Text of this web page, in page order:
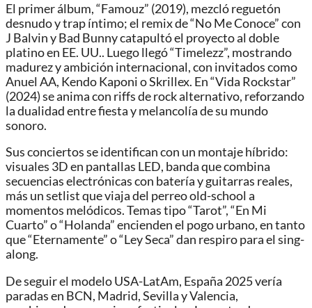
El primer álbum, “Famouz” (2019), mezcló reguetón
desnudo y trap íntimo; el remix de “No Me Conoce” con
J Balvin y Bad Bunny catapultó el proyecto al doble
platino en EE. UU.. Luego llegó “Timelezz”, mostrando
madurez y ambición internacional, con invitados como
Anuel AA, Kendo Kaponi o Skrillex. En “Vida Rockstar”
(2024) se anima con riffs de rock alternativo, reforzando
la dualidad entre fiesta y melancolía de su mundo
sonoro.
Sus conciertos se identifican con un montaje híbrido:
visuales 3D en pantallas LED, banda que combina
secuencias electrónicas con batería y guitarras reales,
más un setlist que viaja del perreo old-school a
momentos melódicos. Temas tipo “Tarot”, “En Mi
Cuarto” o “Holanda” encienden el pogo urbano, en tanto
que “Eternamente” o “Ley Seca” dan respiro para el sing-
along.
De seguir el modelo USA-LatAm, España 2025 vería
paradas en BCN, Madrid, Sevilla y Valencia,